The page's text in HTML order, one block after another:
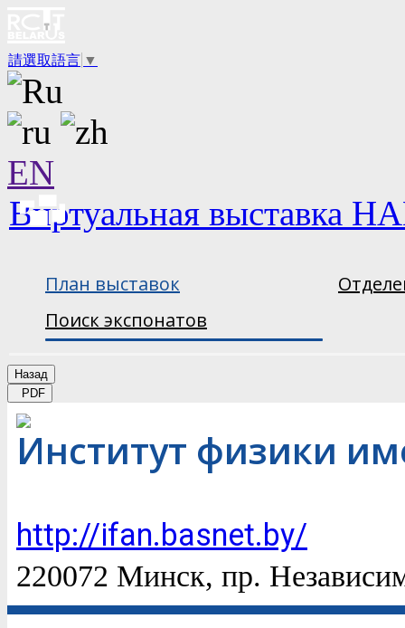
請選取語言 ▼
EN
Виртуальная выставка
План выставок
Поиск экспонатов
Назад
PDF
Институт физики
http://ifan.basnet.by/
220072 Минск, пр.